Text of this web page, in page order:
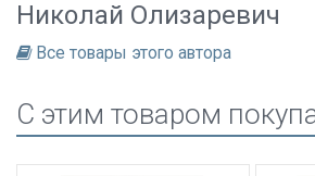
Николай Олизаревич
Все товары этого автора
C этим товаром